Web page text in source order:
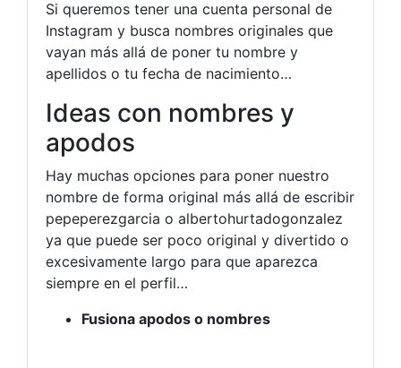
Si queremos tener una cuenta personal de
Instagram y busca nombres originales que
vayan más allá de poner tu nombre y
apellidos o tu fecha de nacimiento…
Ideas con nombres y
apodos
Hay muchas opciones para poner nuestro
nombre de forma original más allá de escribir
pepeperezgarcia o albertohurtadogonzalez
ya que puede ser poco original y divertido o
excesivamente largo para que aparezca
siempre en el perfil…
Fusiona apodos o nombres